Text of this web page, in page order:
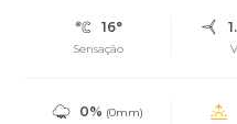
16°
Sensação
0% (0mm)